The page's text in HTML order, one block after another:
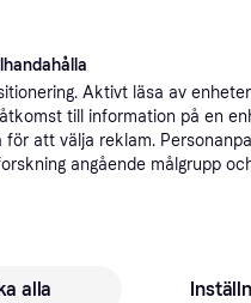
Aktivt läsa av
till information på en
att välja reklam.
angående målgrupp
alla